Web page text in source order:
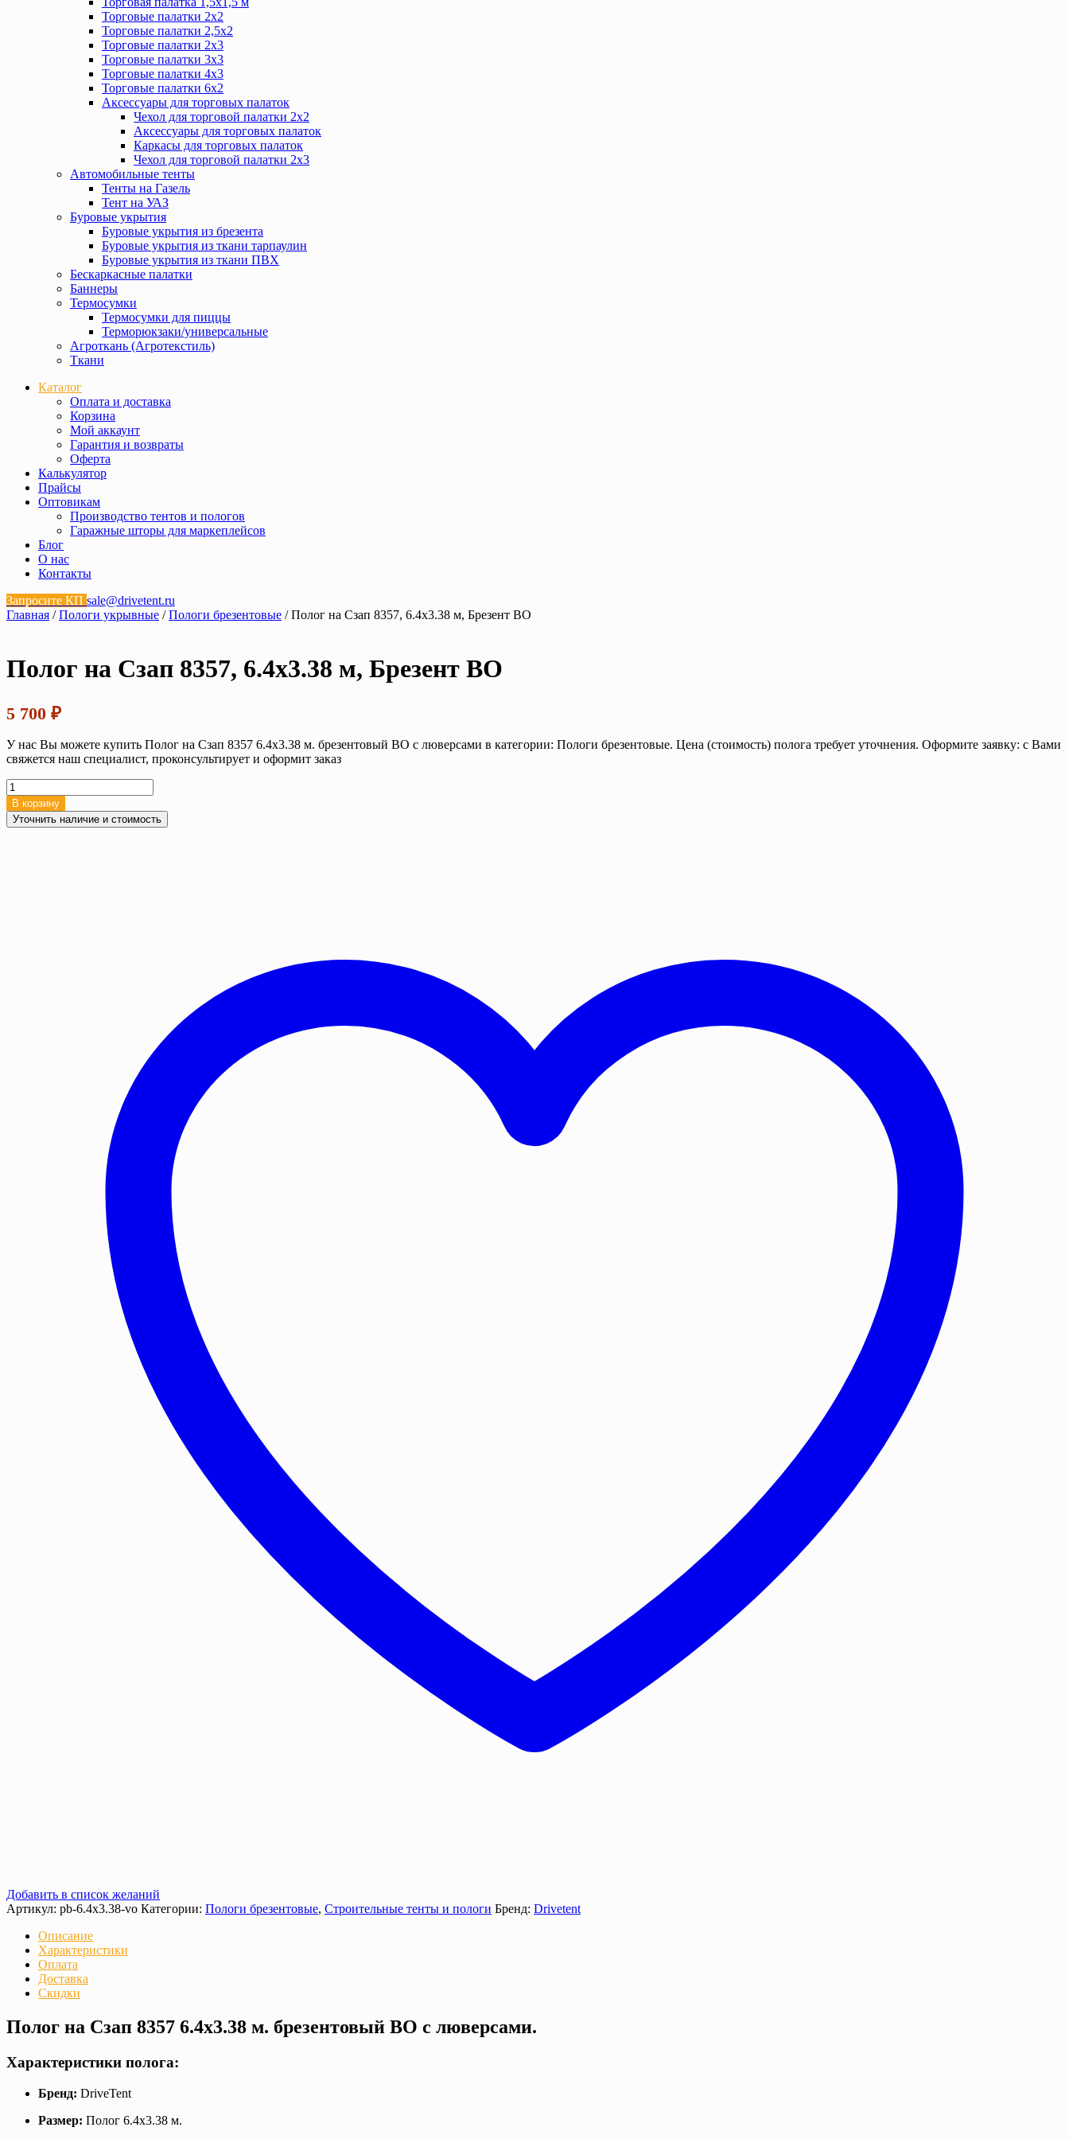
Торговые палатки 2х2
Торговые палатки 2,5х2
Торговые палатки 2х3
Торговые палатки 3х3
Торговые палатки 4х3
Торговые палатки 6х2
Аксессуары для торговых палаток
Чехол для торговой палатки 2х2
Аксессуары для торговых палаток
Каркасы для торговых палаток
Чехол для торговой палатки 2х3
Автомобильные тенты
Тенты на Газель
Тент на УАЗ
Буровые укрытия
Буровые укрытия из брезента
Буровые укрытия из ткани тарпаулин
Буровые укрытия из ткани ПВХ
Бескаркасные палатки
Баннеры
Термосумки
Термосумки для пиццы
Терморюкзаки/универсальные
Агроткань (Агротекстиль)
Ткани
Каталог
Оплата и доставка
Корзина
Мой аккаунт
Гарантия и возвраты
Оферта
Калькулятор
Прайсы
Оптовикам
Производство тентов и пологов
Гаражные шторы для маркеплейсов
Блог
О нас
Контакты
Запросите КП sale@drivetent.ru
Главная /Пологи укрывные /Пологи брезентовые / Полог на Сзап 8357, 6.4х3.38 м, Брезент ВО
Полог на Сзап 8357, 6.4х3.38 м, Брезент ВО
5 700 ₽
У нас Вы можете купить Полог на Сзап 8357 6.4х3.38 м. брезентовый ВО с люверсами в категории: Пологи брезентовые. Цена (стоимость) полога требует уточнения. Оформите заявку: с Вами
свяжется наш специалист, проконсультирует и оформит заказ
Количество
товара
Полог
на
В корзину
Уточнить наличие и стоимость
Добавить в список желаний
Артикул: pb-6.4x3.38-vo Категории: Пологи брезентовые, Строительные тенты и пологи Бренд: Drivetent
Описание
Характеристики
Оплата
Доставка
Скидки
Полог на Сзап 8357 6.4х3.38 м. брезентовый ВО с люверсами.
Характеристики полога:
Бренд: DriveTent
Размер: Полог 6.4х3.38 м.